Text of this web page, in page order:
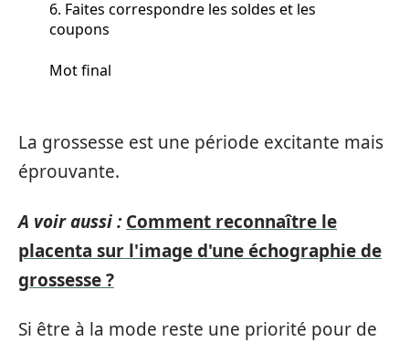
6. Faites correspondre les soldes et les
coupons
Mot final
La grossesse est une période excitante mais
éprouvante.
A voir aussi : Comment reconnaître le
placenta sur l'image d'une échographie de
grossesse ?
Si être à la mode reste une priorité pour de